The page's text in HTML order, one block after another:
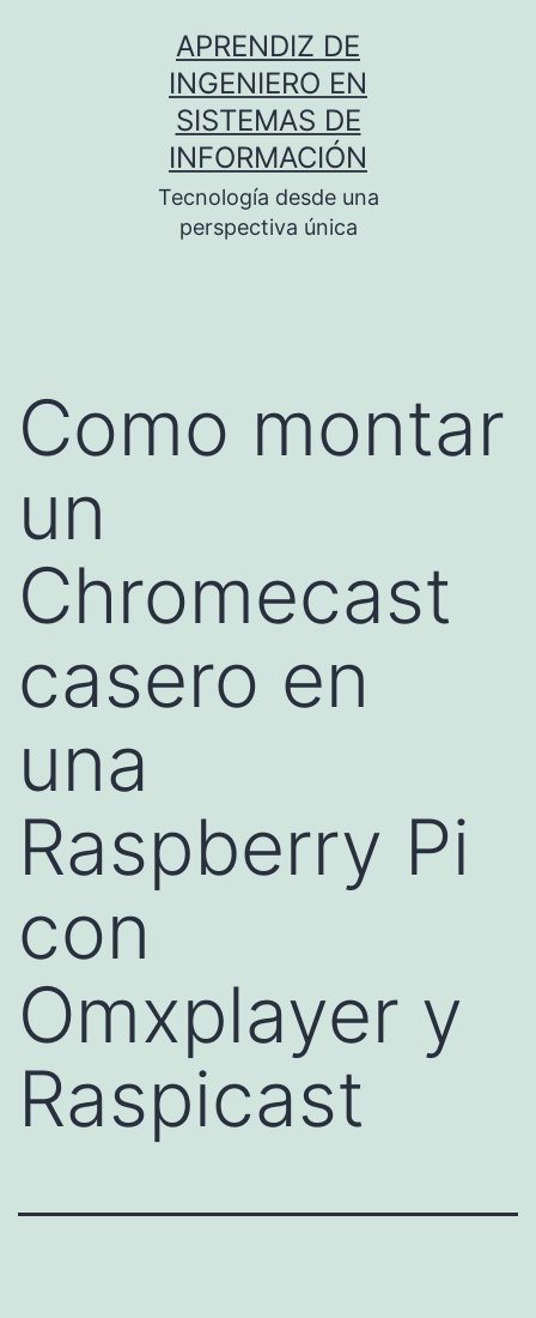
APRENDIZ DE
INGENIERO EN
SISTEMAS DE
INFORMACIÓN
Tecnología desde una
perspectiva única
Como montar
un
Chromecast
casero en
una
Raspberry Pi
con
Omxplayer y
Raspicast